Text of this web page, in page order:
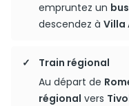
empruntez un
descendez à Villa
Train régional
Au départ de
régional vers